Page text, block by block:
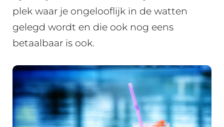
plek waar je ongelooflijk in de watten
gelegd wordt en die ook nog eens
betaalbaar is ook.